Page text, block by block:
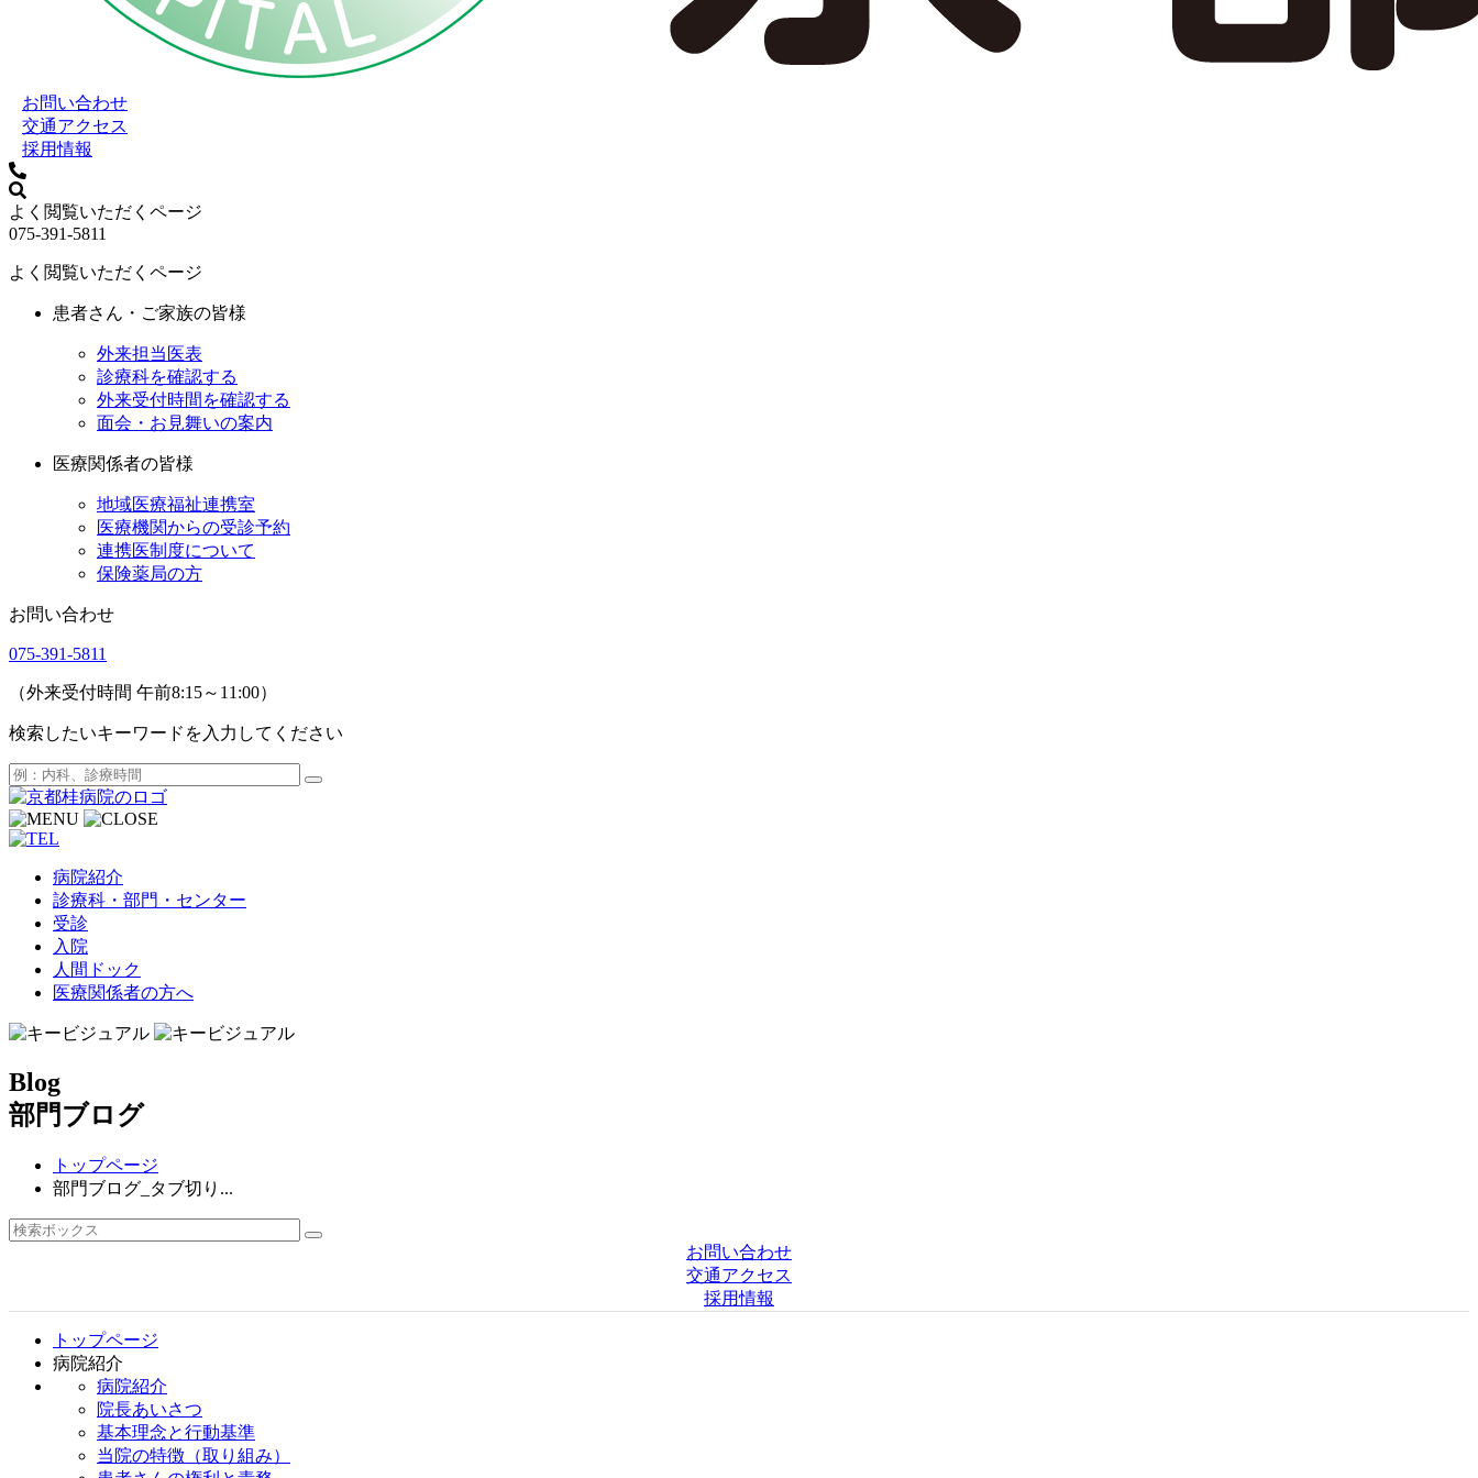
お問い合わせ
交通アクセス
採用情報
よく閲覧いただくページ
075-391-5811
よく閲覧いただくページ
患者さん・ご家族の皆様
外来担当医表
診療科を確認する
外来受付時間を確認する
面会・お見舞いの案内
医療関係者の皆様
地域医療福祉連携室
医療機関からの受診予約
連携医制度について
保険薬局の方
お問い合わせ
075-391-5811
（外来受付時間 午前8:15～11:00）
検索したいキーワードを入力してください
病院紹介
診療科・部門・センター
受診
入院
人間ドック
医療関係者の方へ
Blog
部門ブログ
トップページ
部門ブログ_タブ切り...
お問い合わせ
交通アクセス
採用情報
トップページ
病院紹介
病院紹介
院長あいさつ
基本理念と行動基準
当院の特徴（取り組み）